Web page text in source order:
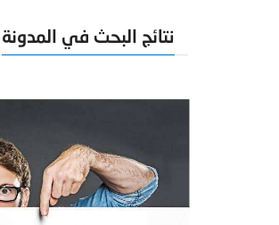
نتائج البحث في المدونة